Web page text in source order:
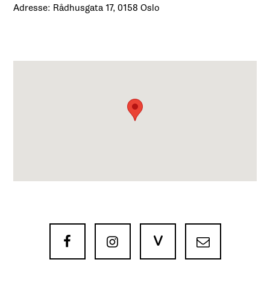
Adresse: Rådhusgata 17, 0158 Oslo
  V 